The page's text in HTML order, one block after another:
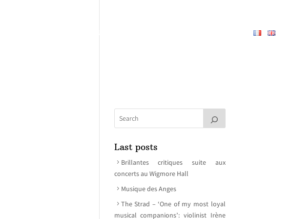
RÉPERTOIRE
Last posts
Brillantes critiques suite aux
concerts au Wigmore Hall
Musique des Anges
The Strad – ‘One of my most loyal
musical companions’: violinist Irène